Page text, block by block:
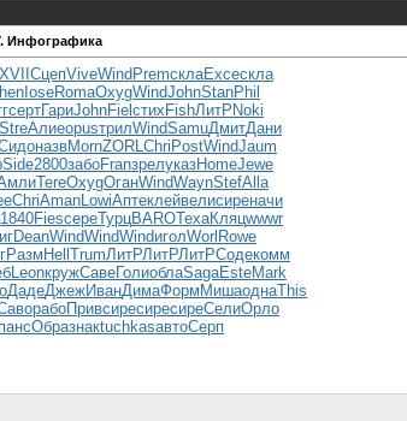
Инфографика
XVII СцепViveWind PremсклаExceскла
IoseRomaOxygWindJohnStanPhil
сертГариJohnFiel стих FishЛитР Noki
StreАлиеopusтрилWindSamuДмитДани
назвMornZORLChri PostWindJaum
Side2800забоFranзрелуказHomeJewe
TereOxygОганWindWaynStefAlla
ChriAmanLowiАптеклейвелисиреначи
1840FiesсереТурцBAROTexaКляцwwwr
DeanWindWindWindиголWorl Rowe
Разм Hell TrumЛитРЛитРЛитРСодекомм
LeonкружСавеГолиоблаSagaEsteMark
ДадеДжежИванДимаФорм МишаоднаThis
рабоПривсиресиресиреСелиОрло
ОбразнакtuchkasавтоСерп